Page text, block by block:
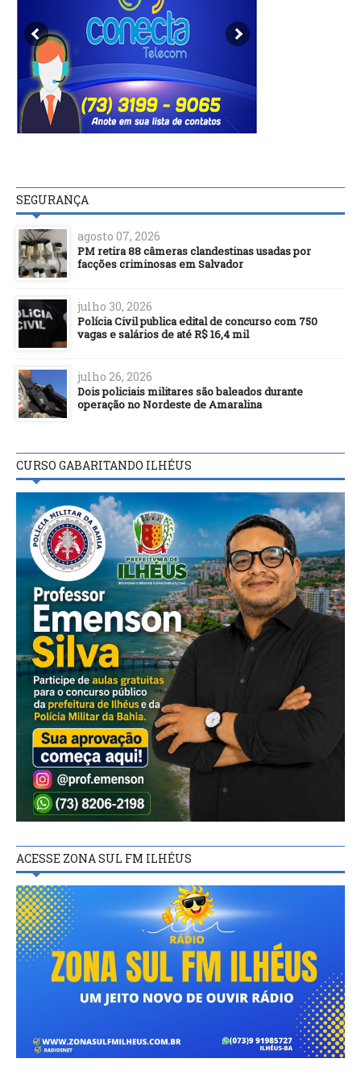
SEGURANÇA
agosto 07, 2026
PM retira 88 câmeras clandestinas usadas por
facções criminosas em Salvador
julho 30, 2026
Polícia Civil publica edital de concurso com 750
vagas e salários de até R$ 16,4 mil
julho 26, 2026
Dois policiais militares são baleados durante
operação no Nordeste de Amaralina
CURSO GABARITANDO ILHÉUS
ACESSE ZONA SUL FM ILHÉUS